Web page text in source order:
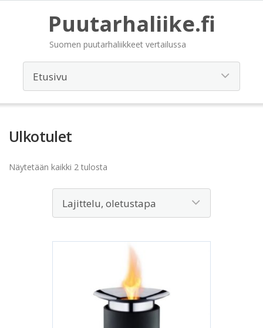
Puutarhaliike.fi
Suomen puutarhaliikkeet vertailussa
Ulkotulet
Näytetään kaikki 2 tulosta